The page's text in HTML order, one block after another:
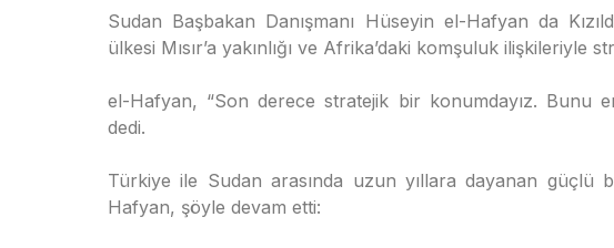
Sudan Başbakan Danışmanı Hüseyin el-Hafyan da
ülkesi Mısır’a yakınlığı ve Afrika’daki komşuluk ilişkileriyle
el-Hafyan, “Son derece stratejik bir konumdayız. Bunu
dedi.
Türkiye ile Sudan arasında uzun yıllara dayanan
Hafyan, şöyle devam etti: